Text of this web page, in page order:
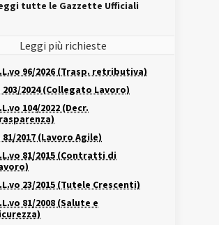
tutte le Gazzette Ufficiali
Leggi più richieste
96/2026 (Trasp. retributiva)
203/2024 (Collegato Lavoro)
104/2022 (Decr.
81/2017 (Lavoro Agile)
81/2015 (Contratti di
23/2015 (Tutele Crescenti)
81/2008 (Salute e